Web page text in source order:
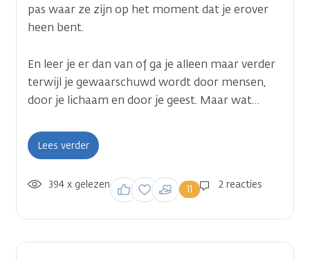
pas waar ze zijn op het moment dat je erover
heen bent.
En leer je er dan van of ga je alleen maar verder
terwijl je gewaarschuwd wordt door mensen,
door je lichaam en door je geest. Maar wat…
Lees verder
2 reacties
11
Inloggen om een
reactie te plaatsen
394 x gelezen